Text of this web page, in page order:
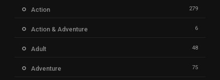
Action 279
Action & Adventure 6
Adult 48
Adventure 75